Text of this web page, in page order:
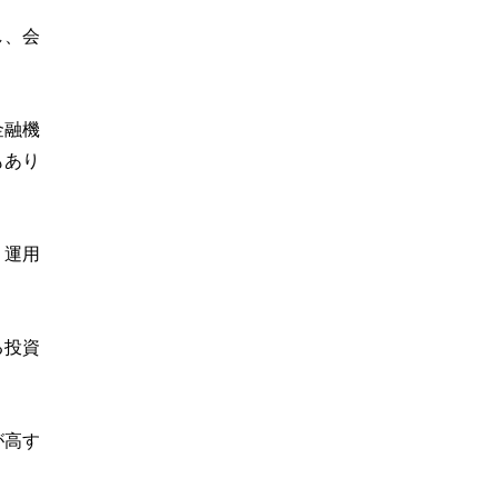
、会
融機
り
用
投資
高す